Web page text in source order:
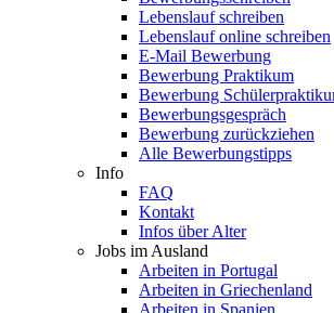
Lebenslauf schreiben
Lebenslauf online schreiben
E-Mail Bewerbung
Bewerbung Praktikum
Bewerbung
Bewerbungsgespräch
Bewerbung zurückziehen
Alle Bewerbungstipps
Info
FAQ
Kontakt
Infos über Alter
Jobs im Ausland
Arbeiten in Portugal
Arbeiten in Griechenland
Arbeiten in Spanien